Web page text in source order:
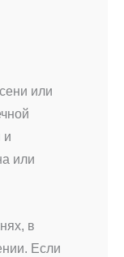
или
и
или
в
Если